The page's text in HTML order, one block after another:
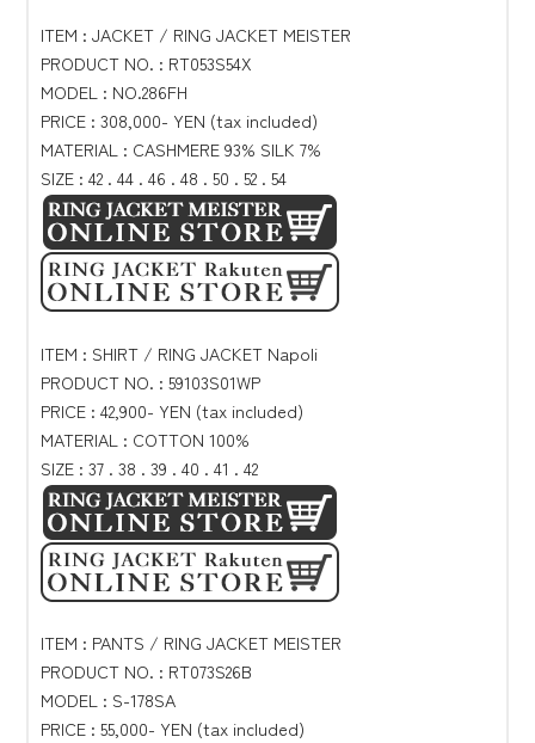
ITEM : JACKET / RING JACKET MEISTER
PRODUCT NO. : RT053S54X
MODEL : NO.286FH
PRICE : 308,000- YEN (tax included)
MATERIAL : CASHMERE 93% SILK 7%
SIZE : 42 . 44 . 46 . 48 . 50 . 52 . 54
ITEM : SHIRT / RING JACKET Napoli
PRODUCT NO. : 59103S01WP
PRICE : 42,900- YEN (tax included)
MATERIAL : COTTON 100%
SIZE : 37 . 38 . 39 . 40 . 41 . 42
ITEM : PANTS / RING JACKET MEISTER
PRODUCT NO. : RT073S26B
MODEL : S-178SA
PRICE : 55,000- YEN (tax included)